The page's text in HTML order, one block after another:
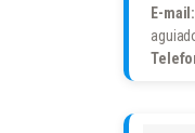
E-mail: